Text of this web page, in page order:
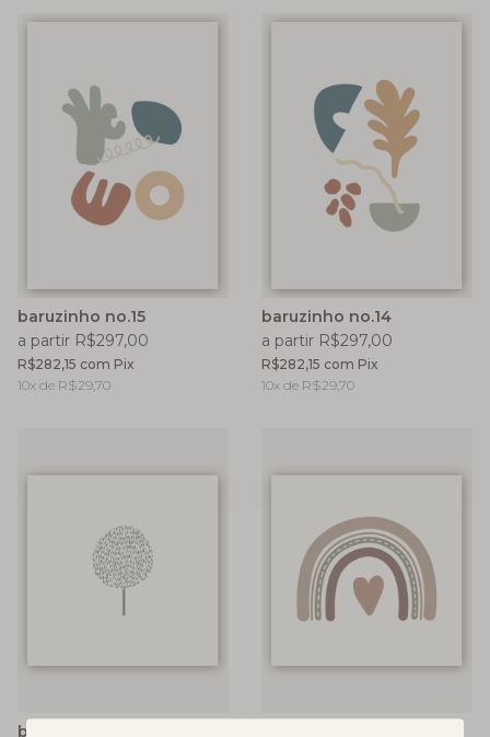
baruzinho no.15
a partir R$297,00
R$282,15 com Pix
10x de R$29,70
baruzinho no.14
a partir R$297,00
R$282,15 com Pix
10x de R$29,70
baruzinho no.13